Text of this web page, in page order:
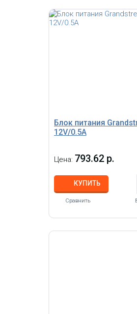
Блок питания
12V/0.5A
Цена: 793.62 р.
КУПИТЬ
Сравнить